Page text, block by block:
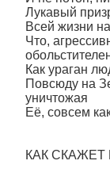
Лукавый
Всей жизни
Что,
Как ураган
Повсюду на
уничтожая
Её, совсем
КАК СКАЖЕТ